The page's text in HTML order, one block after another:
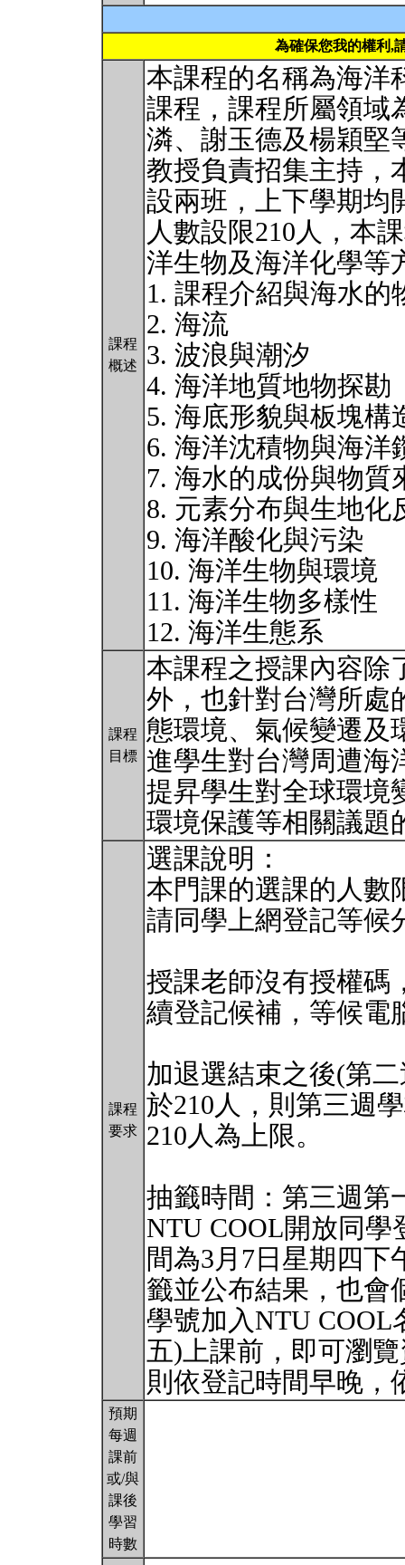
為確保您我的權利,
課程
概述
本課程的名稱為海洋
課程，課程所屬領域
潾、謝玉德及楊穎堅
教授負責招集主持，
設兩班，上下學期均
人數設限210人，本
洋生物及海洋化學等
1. 課程介紹與海水的
2. 海流
3. 波浪與潮汐
4. 海洋地質地物探勘
5. 海底形貌與板塊構
6. 海洋沈積物與海洋
7. 海水的成份與物質
8. 元素分布與生地化
9. 海洋酸化與污染
10. 海洋生物與環境
11. 海洋生物多樣性
12. 海洋生態系
課程
目標
本課程之授課內容除
外，也針對台灣所處
態環境、氣候變遷及
進學生對台灣周遭海
提昇學生對全球環境
環境保護等相關議
課程
要求
選課說明：
本門課的選課的人數
請同學上網登記等候
授課老師沒有授權碼
續登記候補，等候電
加退選結束之後(第
於210人，則第三週
210人為上限。
抽籤時間：第三週第
NTU COOL開放同
間為3月7日星期四下
籤並公布結果，也會
學號加入NTU COOL
五)上課前，即可瀏
則依登記時間早晚，
預期
每週
課前
或/與
課後
學習
時數